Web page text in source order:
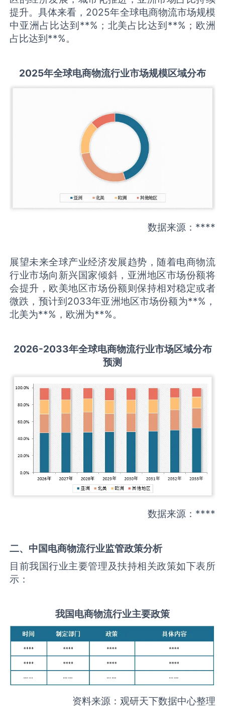
提升。具体来看，2025年全球电商物流市场规模
中亚洲占比达到**%；北美占比达到**%；欧洲
占比达到**%。
2025年全球电商物流行业市场规模区域分布
数据来源：****
展望未来全球产业经济发展趋势，随着电商物流
行业市场向新兴国家倾斜，亚洲地区市场份额将
会提升，欧美地区市场份额则保持相对稳定或者
微跌，预计到2033年亚洲地区市场份额为**%，
北美为**%，欧洲为**%。
2026-2033年全球电商物流行业市场区域分布
预测
数据来源：****
二、中国电商物流行业监管政策分析
目前我国行业主要管理及扶持相关政策如下表所
示：
我国电商物流行业主要政策
资料来源：观研天下数据中心整理